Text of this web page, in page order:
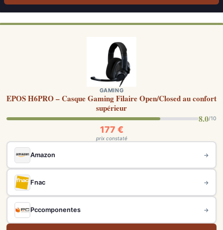
GAMING
EPOS H6PRO – Casque Gaming Filaire Open/Closed au confort
supérieur
8.0/10
177 €
prix constaté
Amazon →
Fnac →
Pccomponentes →